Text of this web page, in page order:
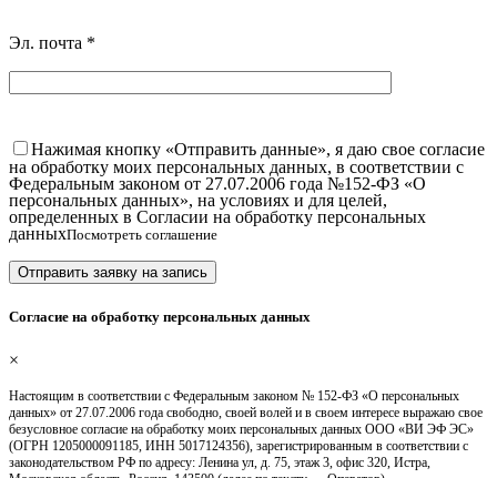
Эл. почта *
Нажимая кнопку «Отправить данные», я даю свое согласие
на обработку моих персональных данных, в соответствии с
Федеральным законом от 27.07.2006 года №152-ФЗ «О
персональных данных», на условиях и для целей,
определенных в Согласии на обработку персональных
данныхПосмотреть соглашение
Согласие на обработку персональных данных
×
Настоящим в соответствии с Федеральным законом № 152-ФЗ «О персональных
данных» от 27.07.2006 года свободно, своей волей и в своем интересе выражаю свое
безусловное согласие на обработку моих персональных данных ООО «ВИ ЭФ ЭС»
(ОГРН 1205000091185, ИНН 5017124356), зарегистрированным в соответствии с
законодательством РФ по адресу: Ленина ул, д. 75, этаж 3, офис 320, Истра,